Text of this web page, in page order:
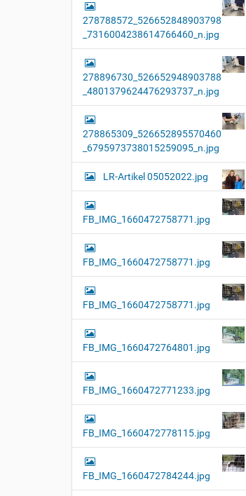
278788572_526652848903798
_7316004238614766460_n.jpg
278896730_526652948903788
_4801379624476293737_n.jpg
278865309_526652895570460
_6795973738015259095_n.jpg
LR-Artikel 05052022.jpg
FB_IMG_1660472758771.jpg
FB_IMG_1660472758771.jpg
FB_IMG_1660472758771.jpg
FB_IMG_1660472764801.jpg
FB_IMG_1660472771233.jpg
FB_IMG_1660472778115.jpg
FB_IMG_1660472784244.jpg